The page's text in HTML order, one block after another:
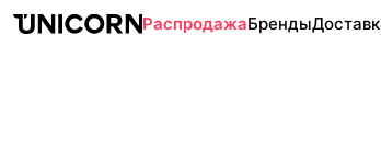
РаспродажаБренды